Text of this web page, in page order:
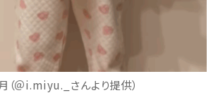
（＠i.miyu._さんより提供）